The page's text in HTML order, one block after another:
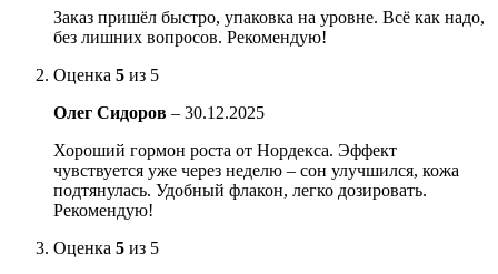
Заказ пришёл быстро, упаковка на уровне. Всё как надо,
без лишних вопросов. Рекомендую!
Оценка 5 из 5
Олег Сидоров – 30.12.2025
Хороший гормон роста от Нордекса. Эффект
чувствуется уже через неделю – сон улучшился, кожа
подтянулась. Удобный флакон, легко дозировать.
Рекомендую!
Оценка 5 из 5